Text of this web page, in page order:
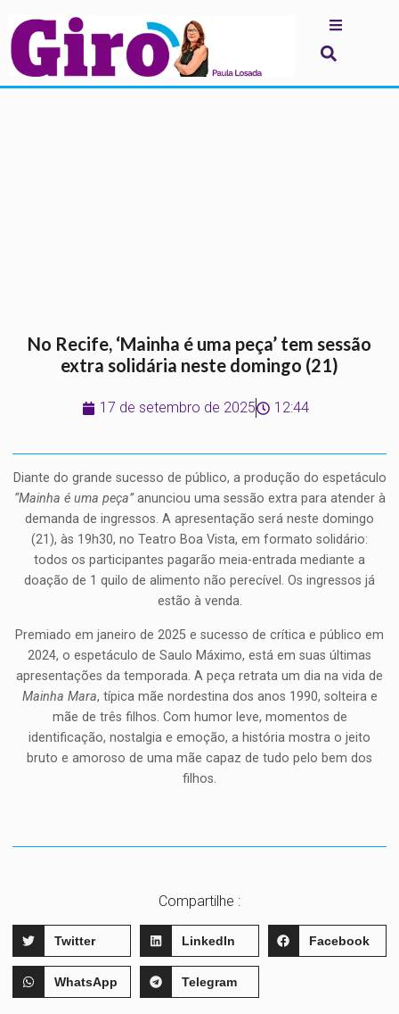
No Recife, ‘Mainha é uma peça’ tem sessão
extra solidária neste domingo (21)
17 de setembro de 2025 12:44
Diante do grande sucesso de público, a produção do espetáculo
“Mainha é uma peça”anunciou uma sessão extra para atender à
demanda de ingressos. A apresentação será neste domingo
(21), às 19h30, no Teatro Boa Vista, em formato solidário:
todos os participantes pagarão meia-entrada mediante a
doação de 1 quilo de alimento não perecível. Os ingressos já
estão à venda.
Premiado em janeiro de 2025 e sucesso de crítica e público em
2024, o espetáculo de Saulo Máximo, está em suas últimas
apresentações da temporada. A peça retrata um dia na vida de
Mainha Mara, típica mãe nordestina dos anos 1990, solteira e
mãe de três filhos. Com humor leve, momentos de
identificação, nostalgia e emoção, a história mostra o jeito
bruto e amoroso de uma mãe capaz de tudo pelo bem dos
filhos.
Compartilhe :
Twitter LinkedIn Facebook
WhatsApp Telegram